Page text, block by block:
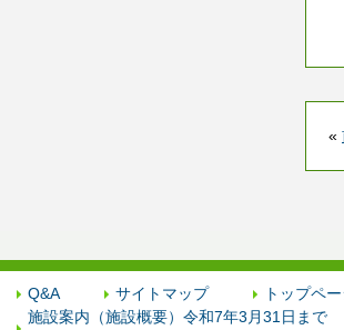
«
Q&A サイトマップ トップペ
施設案内（施設概要）令和7年3月31日まで